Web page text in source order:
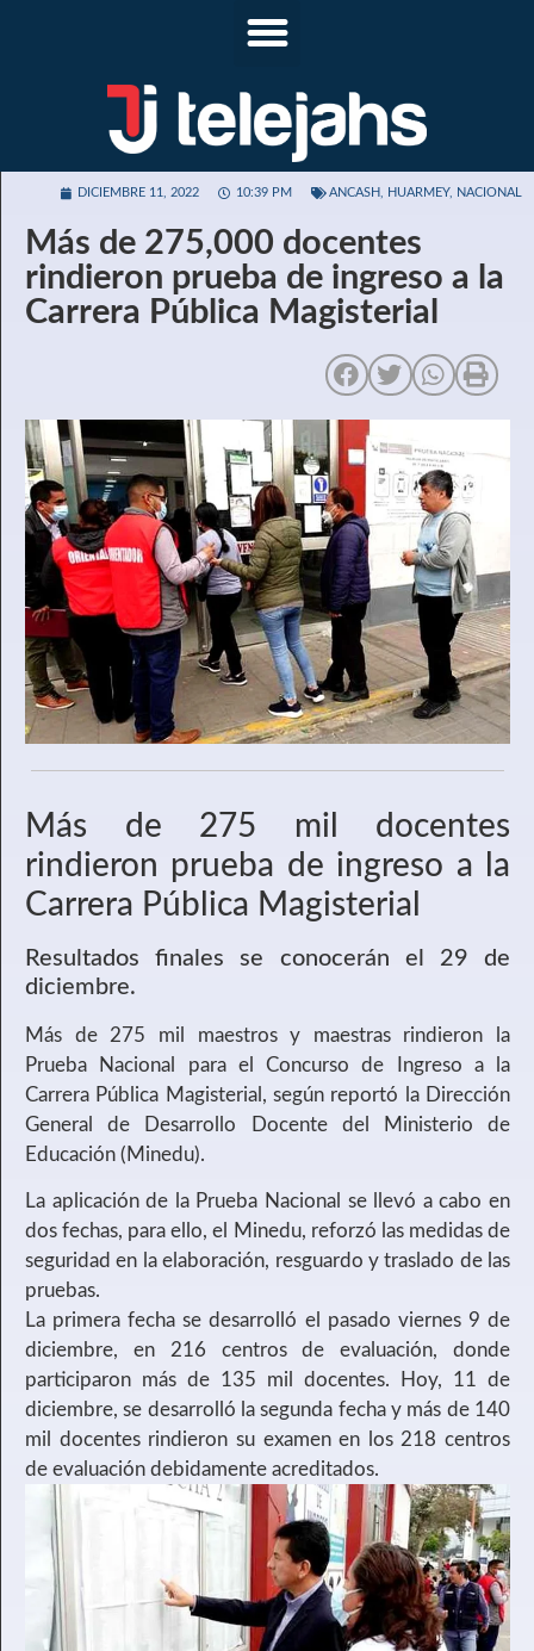
DICIEMBRE 11, 2022 10:39 PM ANCASH HUARMEY, NACIONAL
Más de 275,000 docentes
rindieron prueba de ingreso a la
Carrera Pública Magisterial
Más de 275 mil docentes
rindieron prueba de ingreso a la
Carrera Pública Magisterial
Resultados finales se conocerán el 29 de
diciembre.
Más de 275 mil maestros y maestras rindieron la
Prueba Nacional para el Concurso de Ingreso a la
Carrera Pública Magisterial, según reportó la Dirección
General de Desarrollo Docente del Ministerio de
Educación (Minedu).
La aplicación de la Prueba Nacional se llevó a cabo en
dos fechas, para ello, el Minedu, reforzó las medidas de
seguridad en la elaboración, resguardo y traslado de las
pruebas.
La primera fecha se desarrolló el pasado viernes 9 de
diciembre, en 216 centros de evaluación, donde
participaron más de 135 mil docentes. Hoy, 11 de
diciembre, se desarrolló la segunda fecha y más de 140
mil docentes rindieron su examen en los 218 centros
de evaluación debidamente acreditados.